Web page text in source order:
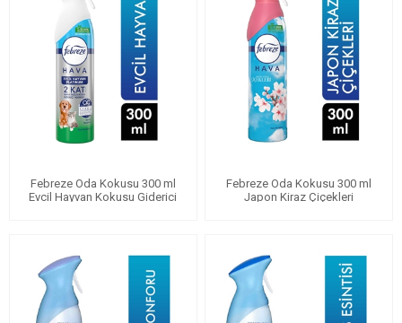
Febreze Oda Kokusu 300 ml
Evcil Hayvan Kokusu Giderici
Febreze Oda Kokusu 300 ml
Japon Kiraz Çiçekleri